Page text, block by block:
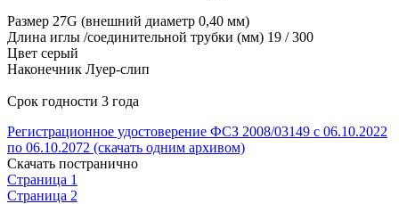
Размер 27G (внешний диаметр 0,40 мм)
Длина иглы /соединительной трубки (мм) 19 / 300
Цвет серый
Наконечник Луер-слип
Срок годности 3 года
Регистрационное удостоверение ФСЗ 2008/03149 с 06.10.2022
по 06.10.2072 (скачать одним архивом)
Скачать постранично
Страница 1
Страница 2